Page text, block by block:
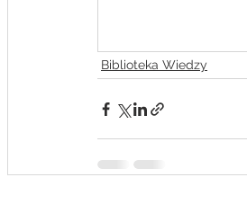
Biblioteka Wiedzy